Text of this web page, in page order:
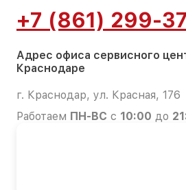
+7 (861) 299-
Адрес офиса сервисного
Краснодаре
г. Краснодар, ул. Красная, 176
Работаем ПН-ВС с 10:00 до